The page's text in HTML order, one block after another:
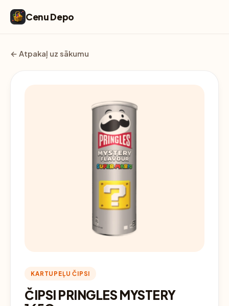
Cenu Depo
← Atpakaļ uz sākumu
KARTUPEĻU ČIPSI
ČIPSI PRINGLES MYSTERY